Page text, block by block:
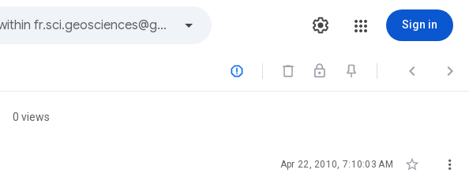
Sign in
  
0 views
Apr 22, 2010, 7:10:03 AM  